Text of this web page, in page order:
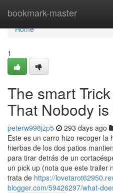
bookmark-master
Home
Home
1
The smart
That Nobody
peterw998jzp5 293 days ago
Este es un carro hizo recoger la
hierbas de los dos patios
para tirar detrás de un
un pick up (nota que este trailer
trata de https://
blogger.com/59426297/what-